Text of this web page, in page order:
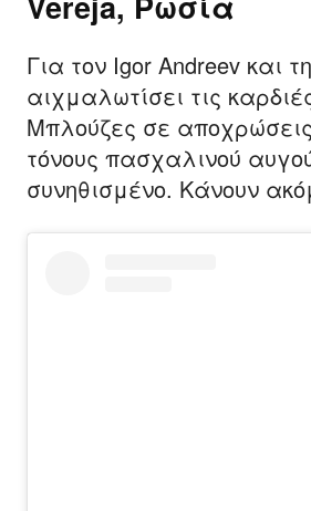
Για τον Igor Andreev και
αιχμαλωτίσει τις
Μπλούζες σε
τόνους πασχαλινού
συνηθισμένο. Κάνουν